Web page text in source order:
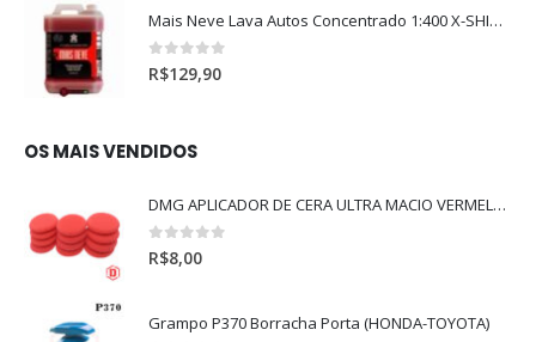
Mais Neve Lava Autos Concentrado 1:400 X-SHINE 5Litros
0 out of 5
R$129,90
OS MAIS VENDIDOS
DMG APLICADOR DE CERA ULTRA MACIO VERMELHO l
0 out of 5
R$8,00
Grampo P370 Borracha Porta (HONDA-TOYOTA)